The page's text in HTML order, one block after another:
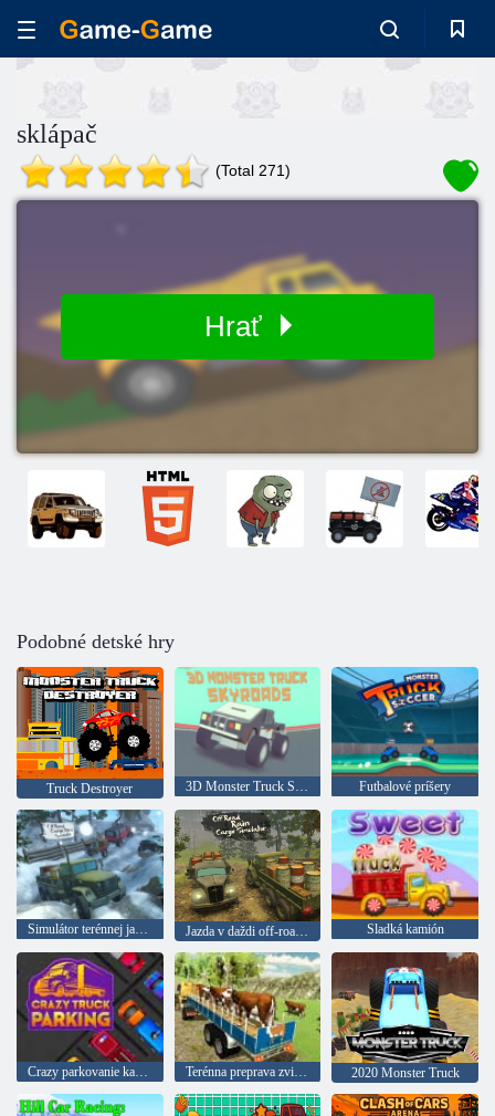
sklápač
(Total 271)
Hrať
Podobné detské hry
Truck Destroyer 3D Monster Truck Skyroads Futbalové príšery
Simulátor terénnej jazdy Jazda v daždi off-road: Truck simulátor Sladká kamión
Crazy parkovanie kamiónu Terénna preprava zvierat 2020 Monster Truck